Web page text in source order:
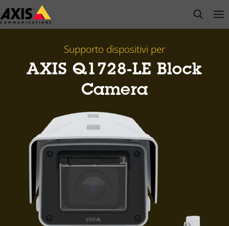
Salta
al
open
Supporto dispositivi per
AXIS Q1728-LE Block
Camera